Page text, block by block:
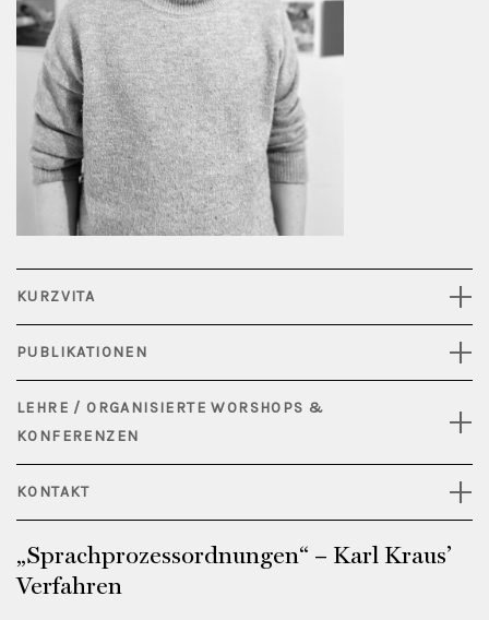
KURZVITA
PUBLIKATIONEN
LEHRE / ORGANISIERTE WORSHOPS &
KONFERENZEN
KONTAKT
„Sprachprozessordnungen“ – Karl Kraus’
Verfahren